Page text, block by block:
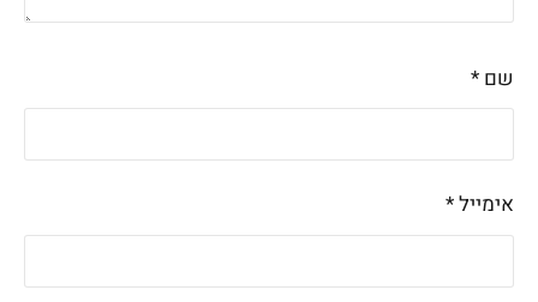
שם *
אימייל*